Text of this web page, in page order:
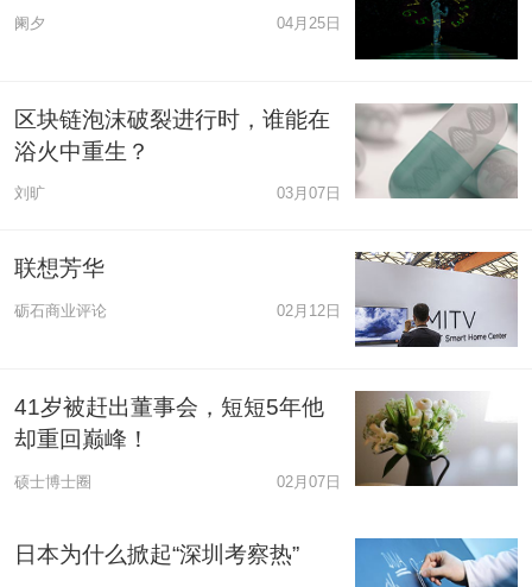
阑夕 04月25日
区块链泡沫破裂进行时，谁能在
浴火中重生？
刘旷 03月07日
联想芳华
砺石商业评论 02月12日
41岁被赶出董事会，短短5年他
却重回巅峰！
硕士博士圈 02月07日
日本为什么掀起“深圳考察热”